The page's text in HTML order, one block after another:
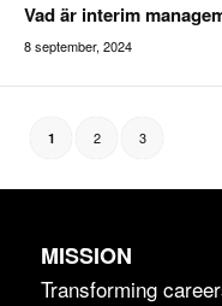
Addilon
Vad är interim
8 september, 2024
1 2 3
MISSION
Transforming